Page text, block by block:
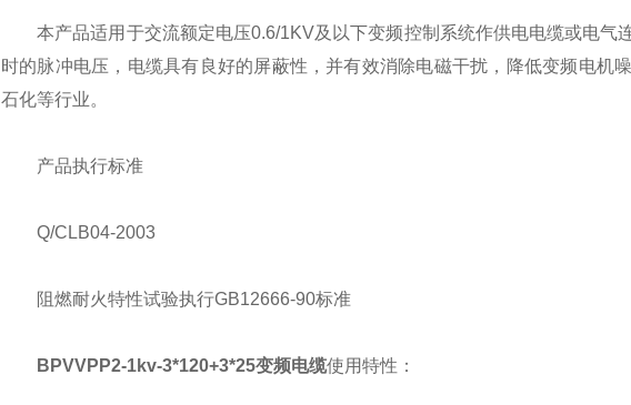
本产品适用于交流额定电压0.6/1KV及以下变频控制系统作供电电缆或电气
时的脉冲电压，电缆具有良好的屏蔽性，并有效消除电磁干扰，降低变频电机
石化等行业。
产品执行标准
Q/CLB04-2003
阻燃耐火特性试验执行GB12666-90标准
BPVVPP2-1kv-3*120+3*25变频电缆使用特性：